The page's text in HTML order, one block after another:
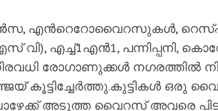
എന്‍റെറോവൈറസുകള്‍,
എച്ച്‌1എന്‍1, പന്നിപ്പനി,
രോഗാണുക്കള്‍ നഗരത്തില്‍
കൂട്ടിച്ചേര്‍ത്തു.കുട്ടികള്‍ ഒരു
അടുത്ത വൈറസ് അവരെ